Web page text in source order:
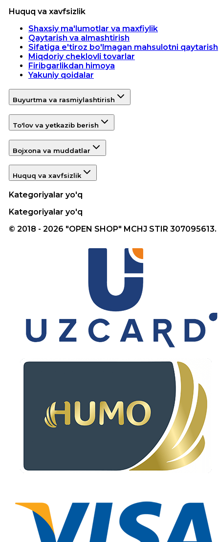
Huquq va xavfsizlik
Shaxsiy ma'lumotlar va maxfiylik
Qaytarish va almashtirish
Sifatiga e'tiroz bo'lmagan mahsulotni qaytarish
Miqdoriy cheklovli tovarlar
Firibgarlikdan himoya
Yakuniy qoidalar
Buyurtma va rasmiylashtirish
To'lov va yetkazib berish
Bojxona va muddatlar
Huquq va xavfsizlik
Kategoriyalar yo'q
Kategoriyalar yo'q
© 2018 - 2026 "OPEN SHOP" MCHJ STIR 307095613.